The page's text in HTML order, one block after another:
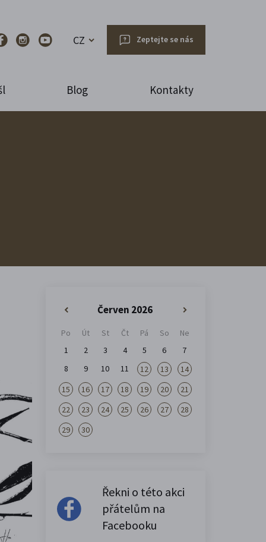
CZ Zeptejte se nás
Blog Kontakty
Červen 2026
Po Út St Čt Pá So
Ne
1
2 3 4 5 6
7
8
9 10 11 12 13
14
15
16 17 18 19 20
21
22
23 24 25 26 27
28
29
30
Řekni o této akci
přátelům na
Facebooku